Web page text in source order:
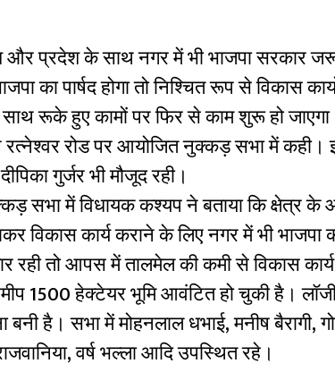
और प्रदेश के साथ नगर में भी भाजपा सरकार
का पार्षद होगा तो निश्चित रूप से विकास
रूके हुए कामों पर फिर से काम शुरू हो
रत्नेश्वर रोड पर आयोजित नुक्कड़ सभा में कही।
गुर्जर भी मौजूद रही।
सभा में विधायक कश्यप ने बताया कि क्षेत्र
विकास कार्य कराने के लिए नगर में भी भाजपा
तो आपस में तालमेल की कमी से विकास कार्य
1500 हेक्टेयर भूमि आवंटित हो चुकी है।
है। सभा में मोहनलाल धभाई, मनीष बैरागी,
वर्ष भल्ला आदि उपस्थित रहे।